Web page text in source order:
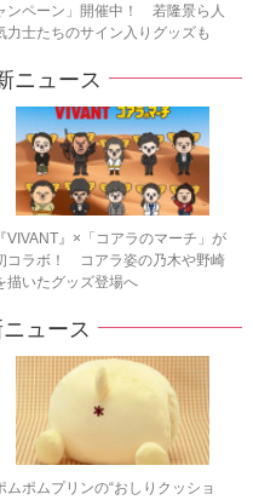
ンペーン」開催中！ 若隆景ら人
力士たちのサイン入りグッズも
ニュース
『VIVANT』×「コアラのマーチ」が
コラボ！ コアラ姿の乃木や野崎
描いたグッズ登場へ
ュース
ムポムプリンの“おしりクッショ